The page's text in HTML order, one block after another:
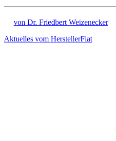
von Dr. Friedbert Weizenecker
Aktuelles vom HerstellerFiat